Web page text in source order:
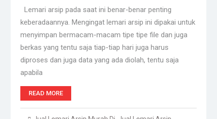
Lemari arsip pada saat ini benar-benar penting
keberadaannya. Mengingat lemari arsip ini dipakai untuk
menyimpan bermacam-macam tipe tipe file dan juga
berkas yang tentu saja tiap-tiap hari juga harus
diproses dan juga data yang ada diolah, tentu saja
apabila
READ MORE